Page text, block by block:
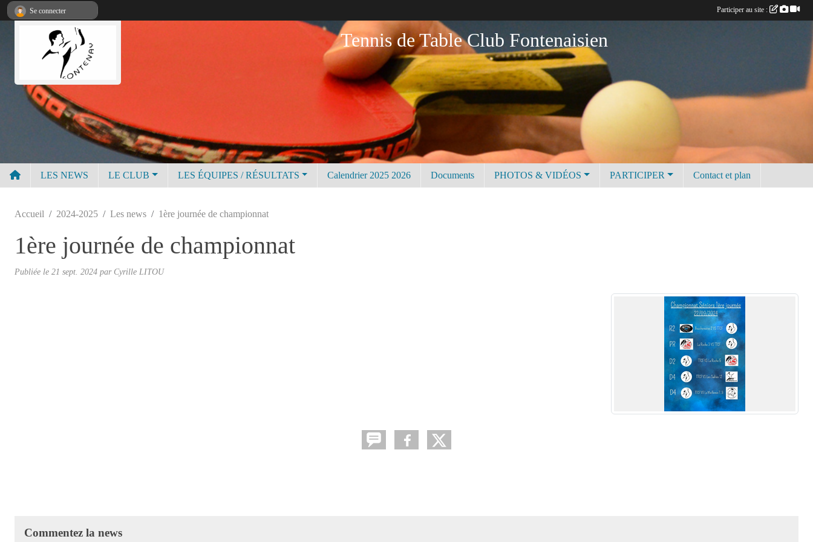
Tennis de Table Club Fontenaisien
LES NEWS LE CLUB LES ÉQUIPES / RÉSULTATS Calendrier 2025 2026 Documents PHOTOS & VIDÉOS PARTICIPER Contact et plan
Accueil 2024-2025 Les news 1ère journée de championnat
1ère journée de championnat
Publiée le 21 sept. 2024 par Cyrille LITOU
Commentez la news
Se connecter Participer au site :
Panneau de gestion des cookies